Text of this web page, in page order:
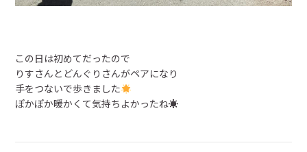
この日は初めてだったので
りすさんとどんぐりさんがペアになり
手をつないで歩きました
ぽかぽか暖かくて気持ちよかったね☀